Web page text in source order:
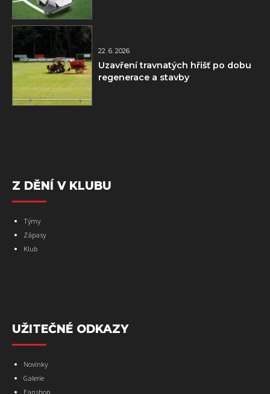
22. 6. 2026
Uzavření travnatých hřišť po dobu
regenerace a stavby
Z DĚNÍ V KLUBU
Týmy
Zápasy
Klub
UŽITEČNÉ ODKAZY
Novinky
Galerie
Fanshop